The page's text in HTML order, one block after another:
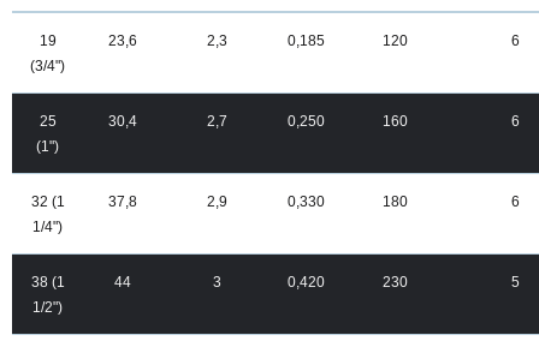
19
(3/4")
23,6 2,3 0,185 120 6
25
(1")
30,4 2,7 0,250 160 6
32 (1
1/4")
37,8 2,9 0,330 180 6
38 (1
1/2")
44 3 0,420 230 5